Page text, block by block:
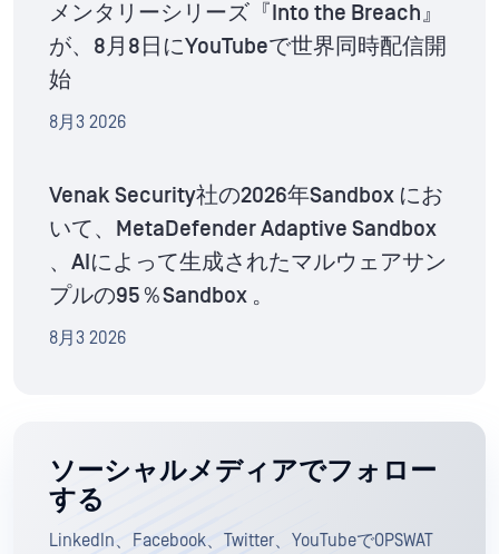
メンタリーシリーズ『Into the Breach』
が、8月8日にYouTubeで世界同時配信開
始
8月3 2026
Venak Security社の2026年Sandbox にお
いて、MetaDefender Adaptive Sandbox
、AIによって生成されたマルウェアサン
プルの95％Sandbox 。
8月3 2026
ソーシャルメディアでフォロー
する
LinkedIn、Facebook、Twitter、YouTubeでOPSWAT